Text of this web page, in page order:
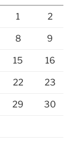
1 2
8 9
15 16
22 23
29 30